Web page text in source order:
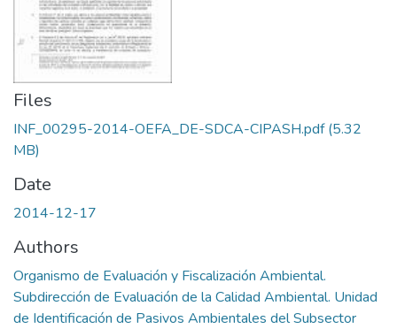
Files
INF_00295-2014-OEFA_DE-SDCA-CIPASH.pdf(5.32
MB)
Date
2014-12-17
Authors
Organismo de Evaluación y Fiscalización Ambiental.
Subdirección de Evaluación de la Calidad Ambiental. Unidad
de Identificación de Pasivos Ambientales del Subsector